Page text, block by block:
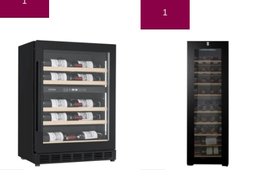
AÑADIR AL CARRITO
AÑADIR AL CARRITO